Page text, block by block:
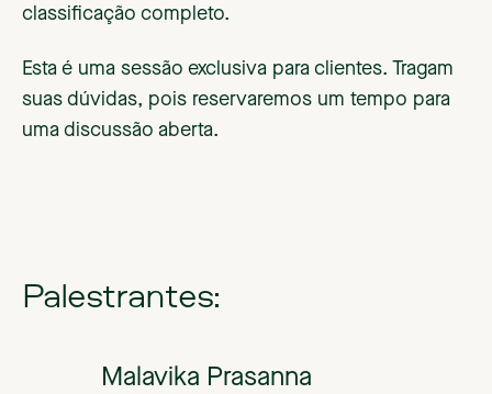
classificação completo.
Esta é uma sessão exclusiva para clientes. Tragam
suas dúvidas, pois reservaremos um tempo para
uma discussão aberta.
Palestrantes:
Malavika Prasanna